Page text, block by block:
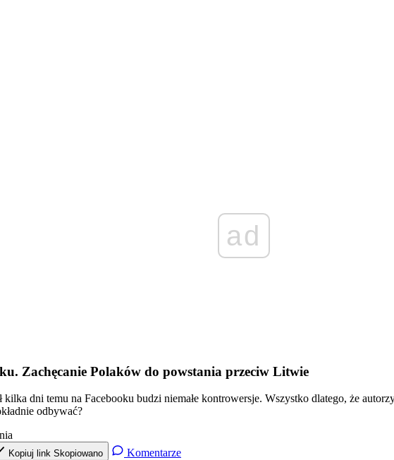
ad
Zachęcanie Polaków do powstania przeciw Litwie
dni temu na Facebooku budzi niemałe kontrowersje. Wszystko dlatego, że
odbywać?
Kopiuj link Skopiowano Komentarze